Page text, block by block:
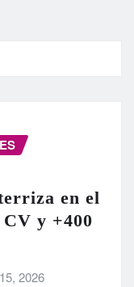
en el
y +400
2026